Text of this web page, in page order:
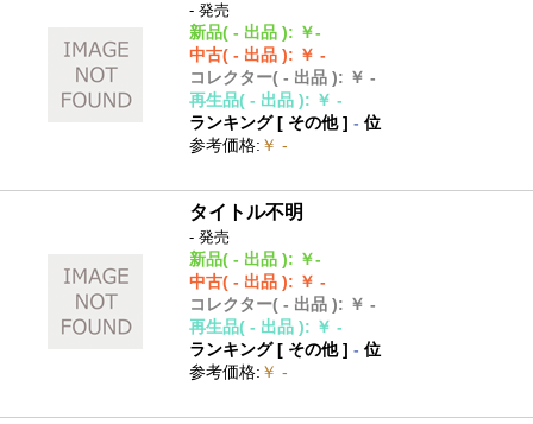
- 発売
新品( - 出品 ): ￥-
中古( - 出品 ): ￥ -
コレクター( - 出品 ): ￥ -
再生品( - 出品 ): ￥ -
ランキング [ その他]- 位
参考価格: ￥ -
タイトル不明
- 発売
新品( - 出品 ): ￥-
中古( - 出品 ): ￥ -
コレクター( - 出品 ): ￥ -
再生品( - 出品 ): ￥ -
ランキング [ その他]- 位
参考価格: ￥ -